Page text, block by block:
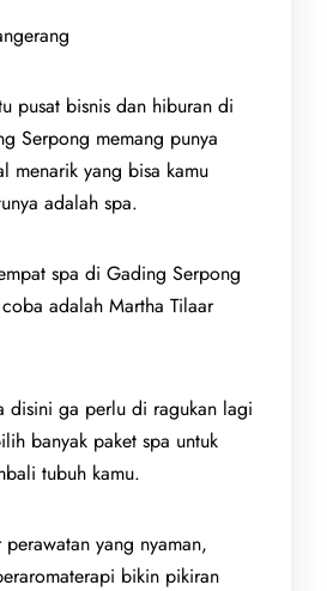
pusat bisnis dan hiburan di
Serpong memang punya
menarik yang bisa kamu
adalah spa.
spa di Gading Serpong
adalah Martha Tilaar
disini ga perlu di ragukan lagi
banyak paket spa untuk
tubuh kamu.
yang nyaman,
bikin pikiran